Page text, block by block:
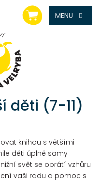
NÁKUPNÍ
KOŠÍK
děti (7-11)
knihou s většími
děti úplně samy
svět se obrátí vzhůru
vaši radu a pomoc s